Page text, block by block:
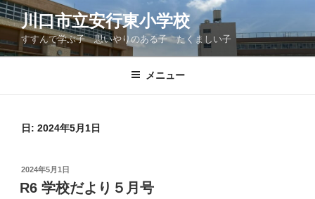
コ
ン
テ
ン
川口市立安行東小学校
すすんで学ぶ子 思いやりのある子 たくましい子
メニュー
日: 2024年5月1日
投
稿
日:
2024年5月1日
R6 学校だより５月号